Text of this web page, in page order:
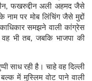
फखरुद्दीन अली अहमद जैसे
नाम पर मोब लिंचिंग जैसे मुद्दों
समझने वाली कांग्रेस
भी तब, जबकि भाजपा की
साध रही है। चाहे वह दिल्ली
में मुस्लिम वोट पाने वाली